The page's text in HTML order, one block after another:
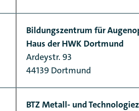
Bildungszentrum für
Haus der HWK Dortmund
Ardeystr. 93
44139 Dortmund
BTZ Metall- und